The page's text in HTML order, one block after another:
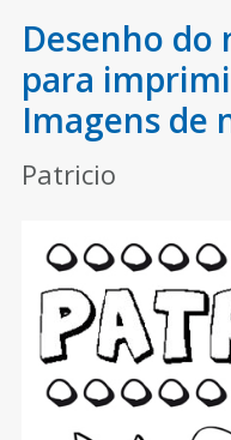
Desenho
para
Imagens de
Patricio